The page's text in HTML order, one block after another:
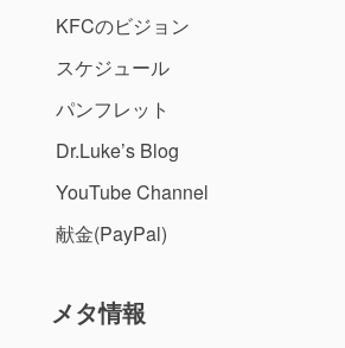
KFCのビジョン
スケジュール
パンフレット
Dr.Luke’s Blog
YouTube Channel
献金(PayPal)
メタ情報